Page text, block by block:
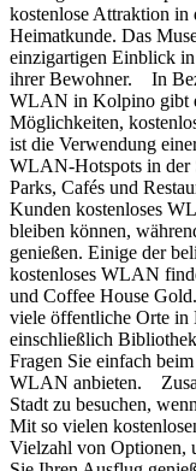
kostenlose Attraktion in
Heimatkunde. Das
einzigartigen Einblick
ihrer Bewohner. In
WLAN in Kolpino gibt
Möglichkeiten,
ist die Verwendung
WLAN-Hotspots in der
Parks, Cafés und
Kunden kostenloses
bleiben können,
genießen. Einige der
kostenloses WLAN
und Coffee House
viele öffentliche Orte
einschließlich
Fragen Sie einfach
WLAN anbieten.
Stadt zu besuchen,
Mit so vielen
Vielzahl von Optionen,